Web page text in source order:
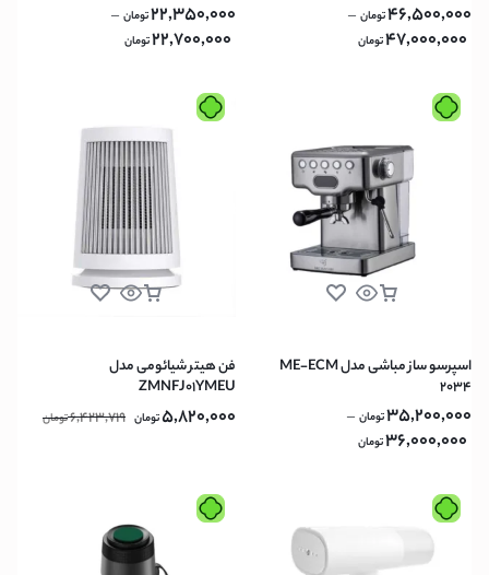
46,500,000تومان –
47,000,000تومان
22,350,000تومان –
22,700,000تومان
اسپرسو ساز مباشی مدل ME-ECM
2034
35,200,000تومان –
36,000,000تومان
فن هیتر شیائومی مدل
ZMNFJ01YMEU
5,820,000تومان 6,423,719تومان